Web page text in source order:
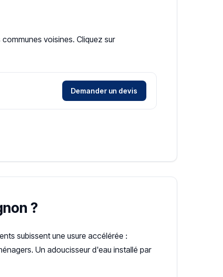
voisines. Cliquez sur
Demander un devis
?
subissent une usure accélérée :
Un adoucisseur d'eau installé par